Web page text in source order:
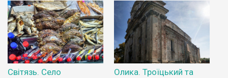
Світязь. Село
Олика. Троїцький та